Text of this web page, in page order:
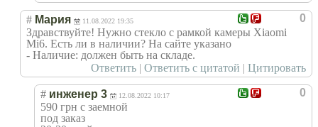
0
# Мария 11.08.2022 19:35
Здравствуйте! Нужно стекло с рамкой камеры Xiaomi
Mi6. Есть ли в наличии? На сайте указано
- Наличие: должен быть на складе.
Ответить | Ответить с цитатой | Цитировать
0
# инженер 3 12.08.2022 10:17
590 грн с заемной
под заказ